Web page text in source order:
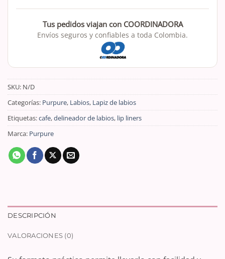
Tus pedidos viajan con COORDINADORA
Envíos seguros y confiables a toda Colombia.
SKU: N/D
Categorías: Purpure, Labios, Lapiz de labios
Etiquetas:cafe,delineador de labios, lip liners
Marca: Purpure
DESCRIPCIÓN
VALORACIONES (0)